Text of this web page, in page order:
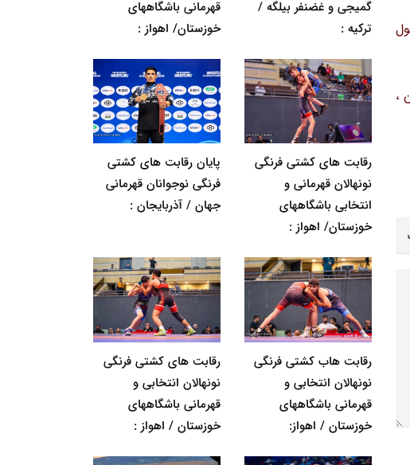
، بهبهان ،
گمیجی و غضنفر بیلگه /
ترکیه :
قهرمانی باشگاههای
خوزستان/ اهواز :
رقابت های کشتی فرنگی
نونهالان قهرمانی و
انتخابی باشگاههای
خوزستان/ اهواز :
پایان رقابت های کشتی
فرنگی نوجوانان قهرمانی
جهان / آذربایجان :
رقابت هاب کشتی فرنگی
نونهالان انتخابی و
قهرمانی باشگاههای
خوزستان / اهواز:
رقابت های کشتی فرنگی
نونهالان انتخابی و
قهرمانی باشگاههای
خوزستان / اهواز :